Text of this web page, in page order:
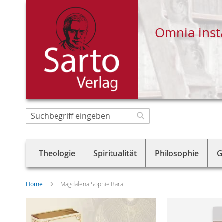
Direkt
zum
Omnia
Suche
Theologie Spiritualität Philosophie
Home Magdalena Sophie Barat